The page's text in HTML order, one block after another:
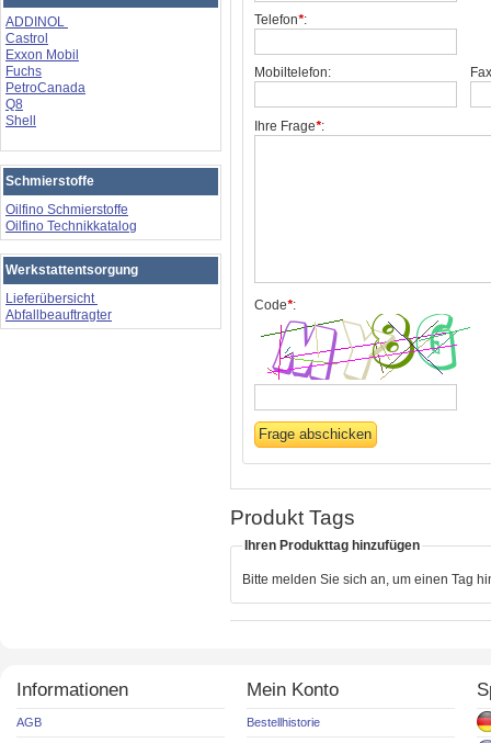
Telefon*:
Mobiltelefon:
Ihre Frage*:
Code*:
Produkt Tags
Ihren Produkttag hinzufügen
Bitte melden Sie sich an, um einen Tag
ADDINOL
Castrol
Exxon Mobil
Fuchs
PetroCanada
Q8
Shell
Schmierstoffe
Oilfino Schmierstoffe
Oilfino Technikkatalog
Werkstattentsorgung
Lieferübersicht
Abfallbeauftragter
Informationen
AGB
Mein Konto
Bestellhistorie